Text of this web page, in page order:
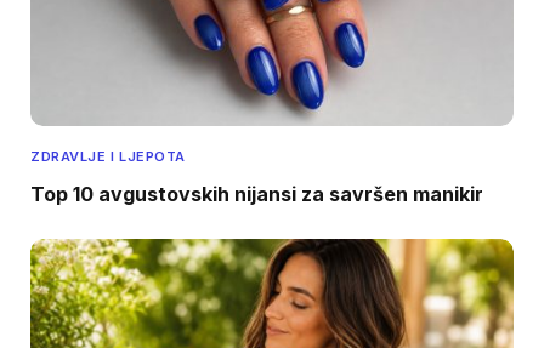
ZDRAVLJE I LJEPOTA
Top 10 avgustovskih nijansi za savršen manikir